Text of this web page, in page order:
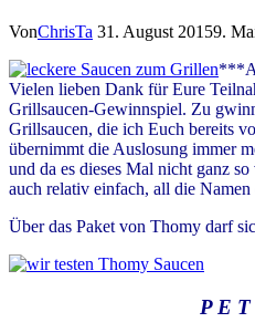
VonChrisTa 31. August 20159.
Vielen lieben Dank für Eure
Grillsaucen-Gewinnspiel. Zu
Grillsaucen, die ich Euch bereits
übernimmt die Auslosung immer
und da es dieses Mal nicht ganz
auch relativ einfach, all die Namen
Über das Paket von Thomy darf
P E T